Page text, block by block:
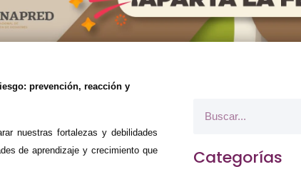
prevención, reacción y
nuestras fortalezas y debilidades
de aprendizaje y crecimiento que
Categorías